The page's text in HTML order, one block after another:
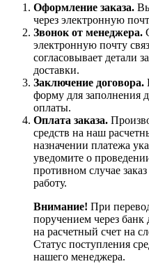
Оформление заказа.
через электронную
Звонок от менеджера.
электронную почту
согласовывает детали
доставки.
Заключение договора.
форму для заполнения
оплаты.
Оплата заказа.
средств на наш
назначении платежа
уведомите о
противном случае
работу.
Внимание! При
поручением через
на расчетный счет на
Статус поступления
нашего менеджера.